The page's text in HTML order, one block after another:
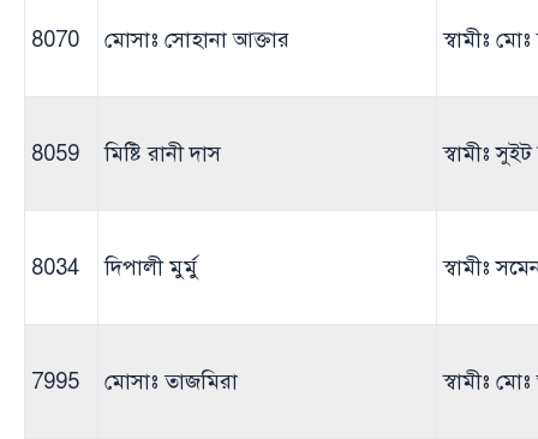
8070 মোসাঃ সোহানা আক্তার স্বামীঃ
8059 মিষ্টি রানী দাস স্বামীঃ
8034 দিপালী মুর্মু স্বামীঃ
7995 মোসাঃ তাজমিরা স্বামীঃ